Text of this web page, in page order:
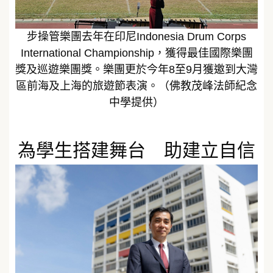
步操管樂團去年在印尼Indonesia Drum Corps
International Championship，獲得最佳國際樂團
獎及巡遊樂團獎。樂團更於今年8至9月獲邀到大灣
區前海及上海的旅遊節表演。（佛教茂峰法師紀念
中學提供）
為學生搭建舞台 助建立自信